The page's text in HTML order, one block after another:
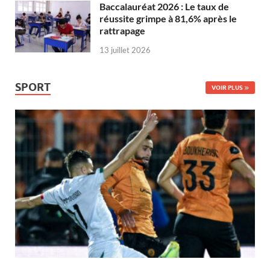
Baccalauréat 2026 : Le taux de
réussite grimpe à 81,6% après le
rattrapage
13 juillet 2026
SPORT VOIR PLUS